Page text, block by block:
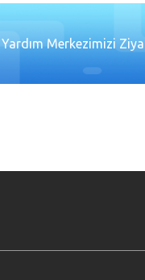
Yardım Merkezimizi